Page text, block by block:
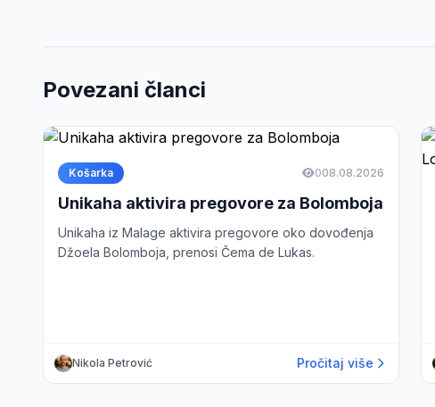
Povezani članci
Košarka 008.08.2026
Unikaha aktivira pregovore za Bolomboja
Unikaha iz Malage aktivira pregovore oko dovođenja
Džoela Bolomboja, prenosi Čema de Lukas.
Nikola Petrović Pročitaj više